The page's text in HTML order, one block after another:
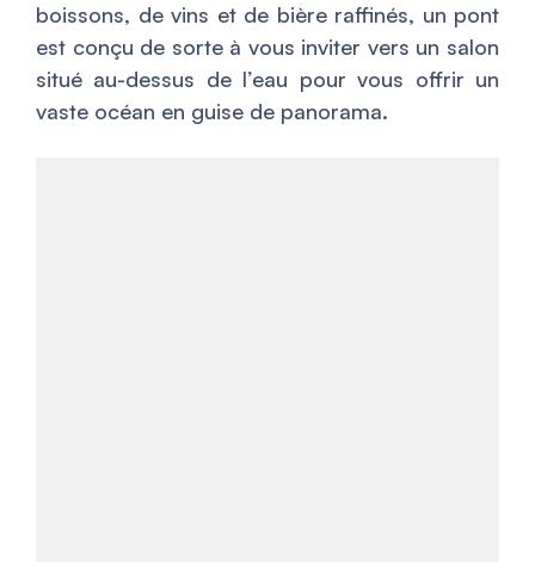
boissons, de vins et de bière raffinés, un pont
est conçu de sorte à vous inviter vers un salon
situé au-dessus de l’eau pour vous offrir un
vaste océan en guise de panorama.